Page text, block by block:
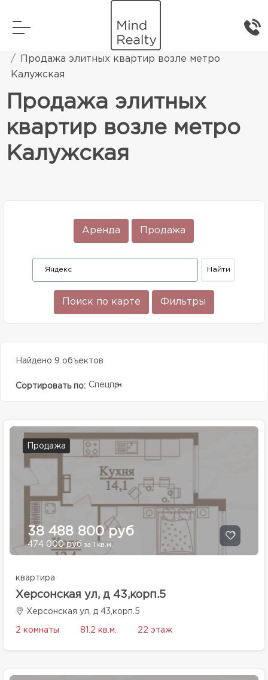
Элитная жилая недвижимость
Продажа элитных квартир возле метро
Калужская
Продажа элитных
квартир возле метро
Калужская
Аренда Продажа
Поиск по карте Фильтры
Найдено 9 объектов
Сортировать по: Спецпредолжение
Продажа
38 488 800 руб
474 000 руб за 1 кв.м.
квартира
Херсонская ул, д 43,корп.5
Херсонская ул, д 43,корп.5
2 комнаты 81.2 кв.м. 22 этаж